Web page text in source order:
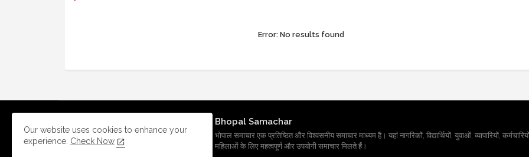
Error:No results found
Bhopal Samachar
भोपाल समाचार एक प्रतिष्ठित और विश्वसनीय समाचार माध्यम है। यहां नागरिकों, विद्यार्थियों, युवाओं, व्यापारियों,
महिलाओं के लिए महत्वपूर्ण और उपयोगी समाचार मिलते हैं।
Our website uses cookies to enhance your
experience. Check Now